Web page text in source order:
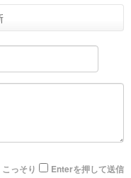
こっそり Enterを押して送信